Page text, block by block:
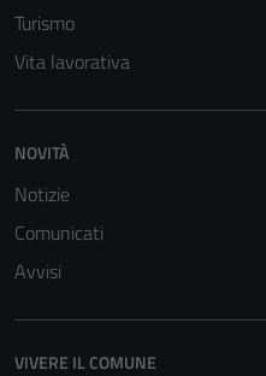
Turismo
Vita lavorativa
NOVITÀ
Notizie
Comunicati
Avvisi
VIVERE IL COMUNE